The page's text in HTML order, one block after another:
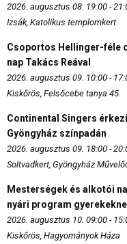
2026. augusztus 08. 19:00 -
Izsák, Katolikus templomkert
Csoportos Hellinger-féle
nap Takács Reával
2026. augusztus 09. 10:00 -
Kiskőrös, Felsőcebe tanya 45.
Continental Singers
Gyöngyház színpadán
2026. augusztus 09. 18:00 -
Soltvadkert, Gyöngyház
Mesterségek és alkotói
nyári program
2026. augusztus 10. 09:00 -
Kiskőrös, Hagyományok Háza